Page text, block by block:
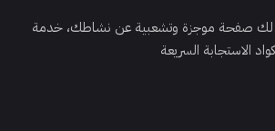
صفحة موجزة وتشعبية عن نشاطك، خدمة
الاستجابة السريعة